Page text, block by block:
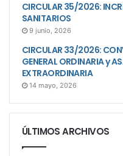
CIRCULAR 35/2026:
SANITARIOS
9 junio, 2026
CIRCULAR 33/2026:
GENERAL ORDINARIA y
EXTRAORDINARIA
14 mayo, 2026
ÚLTIMOS ARCHIVOS